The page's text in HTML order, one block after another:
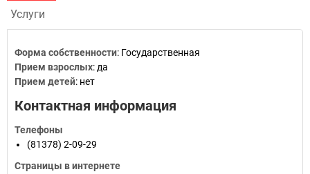
Услуги
Форма собственности: Государственная
Прием взрослых: да
Прием детей: нет
Контактная информация
Телефоны
(81378) 2-09-29
Страницы в интернете